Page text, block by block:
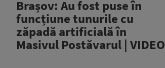
Brașov: Au fost puse în
funcțiune tunurile cu
zăpadă artificială în
Masivul Postăvarul | VIDEO